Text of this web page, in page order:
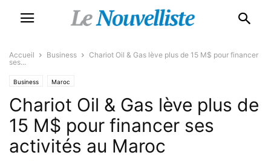
Accueil Business
Chariot Oil & Gas lève plus de 15 M$ pour financer
ses...
Business Maroc
Chariot Oil & Gas lève plus de
15 M$ pour financer ses
activités au Maroc